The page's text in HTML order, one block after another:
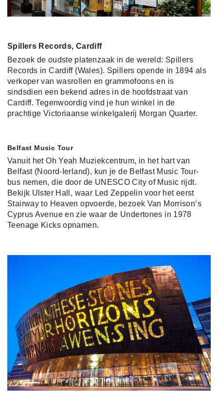
Spillers Records, Cardiff
Bezoek de oudste platenzaak in de wereld: Spillers
Records in Cardiff (Wales). Spillers opende in 1894 als
verkoper van wasrollen en grammofoons en is
sindsdien een bekend adres in de hoofdstraat van
Cardiff. Tegenwoordig vind je hun winkel in de
prachtige Victoriaanse winkelgalerij Morgan Quarter.
Belfast Music Tour
Vanuit het Oh Yeah Muziekcentrum, in het hart van
Belfast (Noord-Ierland), kun je de Belfast Music Tour-
bus nemen, die door de UNESCO City of Music rijdt.
Bekijk Ulster Hall, waar Led Zeppelin voor het eerst
Stairway to Heaven opvoerde, bezoek Van Morrison’s
Cyprus Avenue en zie waar de Undertones in 1978
Teenage Kicks opnamen.